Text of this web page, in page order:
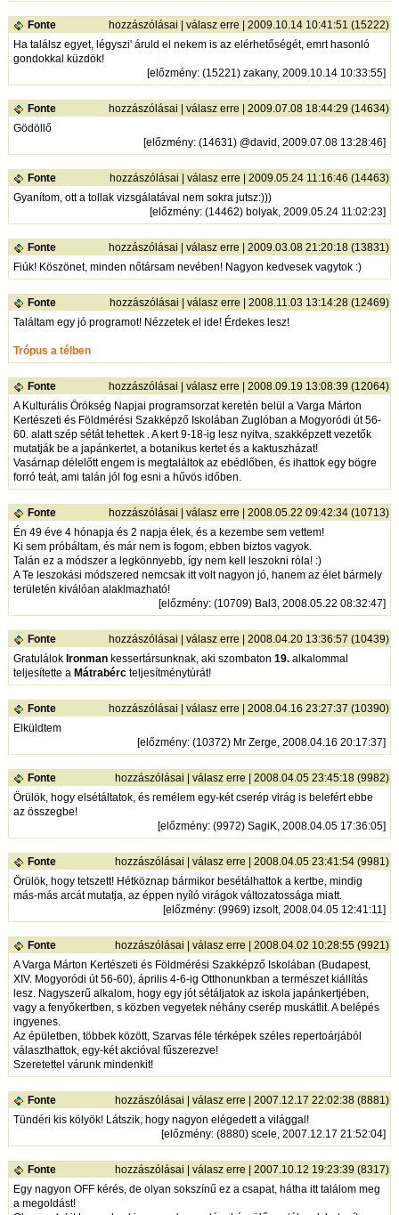
Fonte hozzászólásai |válasz erre | 2009.10.14 10:41:51 (15222)
Ha találsz egyet, légyszi' áruld el nekem is az elérhetőségét, emrt hasonló
gondokkal küzdök!
[előzmény: (15221) zakany, 2009.10.14 10:33:55]
Fonte hozzászólásai |válasz erre | 2009.07.08 18:44:29 (14634)
Gödöllő
[előzmény: (14631) @david, 2009.07.08 13:28:46]
Fonte hozzászólásai |válasz erre | 2009.05.24 11:16:46 (14463)
Gyanítom, ott a tollak vizsgálatával nem sokra jutsz:)))
[előzmény: (14462) bolyak, 2009.05.24 11:02:23]
Fonte hozzászólásai |válasz erre | 2009.03.08 21:20:18 (13831)
Fiúk! Köszönet, minden nőtársam nevében! Nagyon kedvesek vagytok :)
Fonte hozzászólásai |válasz erre | 2008.11.03 13:14:28 (12469)
Találtam egy jó programot! Nézzetek el ide! Érdekes lesz!
Trópus a télben
Fonte hozzászólásai |válasz erre | 2008.09.19 13:08:39 (12064)
A Kulturális Örökség Napjai programsorzat keretén belül a Varga Márton
Kertészeti és Földmérési Szakképző Iskolában Zuglóban a Mogyoródi út 56-
60. alatt szép sétát tehettek . A kert 9-18-ig lesz nyitva, szakképzett vezetők
mutatják be a japánkertet, a botanikus kertet és a kaktuszházat!
Vasárnap délelőtt engem is megtaláltok az ebédlőben, és ihattok egy bögre
forró teát, ami talán jól fog esni a hűvös időben.
Fonte hozzászólásai |válasz erre | 2008.05.22 09:42:34 (10713)
Én 49 éve 4 hónapja és 2 napja élek, és a kezembe sem vettem!
Ki sem próbáltam, és már nem is fogom, ebben biztos vagyok.
Talán ez a módszer a legkönnyebb, így nem kell leszokni róla! :)
A Te leszokási módszered nemcsak itt volt nagyon jó, hanem az élet bármely
területén kiválóan alaklmazható!
[előzmény: (10709) Bal3, 2008.05.22 08:32:47]
Fonte hozzászólásai |válasz erre | 2008.04.20 13:36:57 (10439)
GratulálokIronman kessertársunknak, aki szombaton19. alkalommal
teljesítette aMátrabérc teljesítménytúrát!
Fonte hozzászólásai |válasz erre | 2008.04.16 23:27:37 (10390)
Elküldtem
[előzmény: (10372) Mr Zerge, 2008.04.16 20:17:37]
Fonte hozzászólásai |válasz erre | 2008.04.05 23:45:18 (9982)
Örülök, hogy elsétáltatok, és remélem egy-két cserép virág is belefért ebbe
az összegbe!
[előzmény: (9972) SagiK, 2008.04.05 17:36:05]
Fonte hozzászólásai |válasz erre | 2008.04.05 23:41:54 (9981)
Örülök, hogy tetszett! Hétköznap bármikor besétálhattok a kertbe, mindig
más-más arcát mutatja, az éppen nyíló virágok változatossága miatt.
[előzmény: (9969) izsolt, 2008.04.05 12:41:11]
Fonte hozzászólásai |válasz erre | 2008.04.02 10:28:55 (9921)
A Varga Márton Kertészeti és Földmérési Szakképző Iskolában (Budapest,
XIV. Mogyoródi út 56-60), április 4-6-ig Otthonunkban a természet kiállítás
lesz. Nagyszerű alkalom, hogy egy jót sétáljatok az iskola japánkertjében,
vagy a fenyőkertben, s közben vegyetek néhány cserép muskátlit. A belépés
ingyenes.
Az épületben, többek között, Szarvas féle térképek széles repertoárjából
választhattok, egy-két akcióval fűszerezve!
Szeretettel várunk mindenkit!
Fonte hozzászólásai |válasz erre | 2007.12.17 22:02:38 (8881)
Tündéri kis kölyök! Látszik, hogy nagyon elégedett a világgal!
[előzmény: (8880) scele, 2007.12.17 21:52:04]
Fonte hozzászólásai |válasz erre | 2007.10.12 19:23:39 (8317)
Egy nagyon OFF kérés, de olyan sokszínű ez a csapat, hátha itt találom meg
a megoldást!